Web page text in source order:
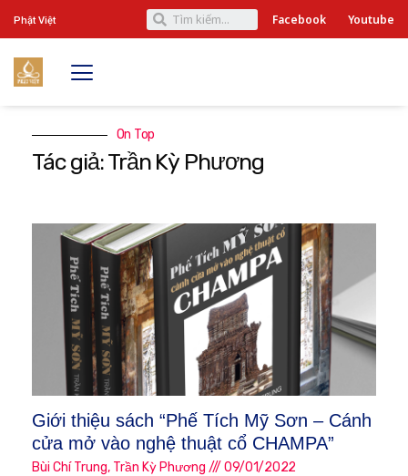
Phật Việt Facebook Youtube
On Top
Tác giả: Trần Kỳ Phương
Giới thiệu sách “Phế Tích Mỹ Sơn – Cánh
cửa mở vào nghệ thuật cổ CHAMPA”
Bùi Chí Trung, Trần Kỳ Phương 09/01/2022